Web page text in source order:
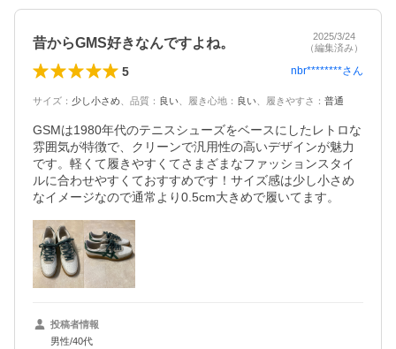
昔からGMS好きなんですよね。
2025/3/24
（編集済み）
5 nbr********さん
サイズ ： 少し小さめ 品質 ： 良い 履き心地 ： 良い 履きやすさ ： 普通
GSMは1980年代のテニスシューズをベースにしたレトロな
雰囲気が特徴で、クリーンで汎用性の高いデザインが魅力
です。軽くて履きやすくてさまざまなファッションスタイ
ルに合わせやすくておすすめです！サイズ感は少し小さめ
なイメージなので通常より0.5cm大きめで履いてます。
投稿者情報
男性/40代